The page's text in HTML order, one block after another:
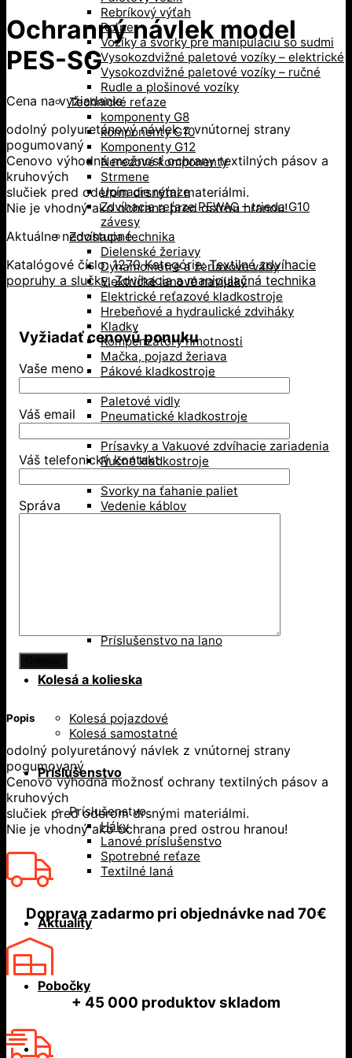
Rebríkový výťah
Roľne
Vozíky a svorky pre manipuláciu so sudmi
Vysokozdvižné paletové vozíky – elektrické
Vysokozdvižné paletové vozíky – ručné
Rudle a plošinové vozíky
Technické reťaze
komponenty G8
komponenty G10
Komponenty G12
Nerezové komponenty
Strmene
Upínacie reťaze
Zdvíhacie reťaze PEWAG – trieda G10
závesy
Zdvíhacia technika
Dielenské žeriavy
Dynamometre a žeriavove váhy
Elektrické lanové navijaky
Elektrické reťazové kladkostroje
Hrebeňové a hydraulické zdviháky
Kladky
Kompenzátory hmotnosti
Mačka, pojazd žeriava
Pákové kladkostroje
Paletové vidly
Pneumatické kladkostroje
Prísavky a Vakuové zdvíhacie zariadenia
Ručné kladkostroje
Svorky na ťahanie paliet
Vedenie káblov
Príslušenstvo na lano
Kolesá a kolieska
Kolesá pojazdové
Kolesá samostatné
Príslušenstvo
Príslušenstvo
Háky
Lanové príslušenstvo
Spotrebné reťaze
Textilné laná
Aktuality
Pobočky
Ochranný návlek model
PES-SG
Cena na vyžiadanie
odolný polyuretánový návlek z vnútornej strany
pogumovaný
Cenovo výhodná možnosť ochrany textilných pásov a
kruhových
slučiek pred oderom drsnými materiálmi.
Nie je vhodný ako ochrana pred ostrou hranou!
Aktuálne nedostupné
Katalógové číslo:1270 Kategórie:Textilné zdvíhacie
popruhy a slučky,Zdvíhacia a manipulačná technika
Vyžiadať cenovú ponuku
Vaše meno
Váš email
Váš telefonický kontakt
Správa
Popis
odolný polyuretánový návlek z vnútornej strany
pogumovaný
Cenovo výhodná možnosť ochrany textilných pásov a
kruhových
slučiek pred oderom drsnými materiálmi.
Nie je vhodný ako ochrana pred ostrou hranou!
Doprava zadarmo pri objednávke nad 70€
+ 45 000 produktov skladom